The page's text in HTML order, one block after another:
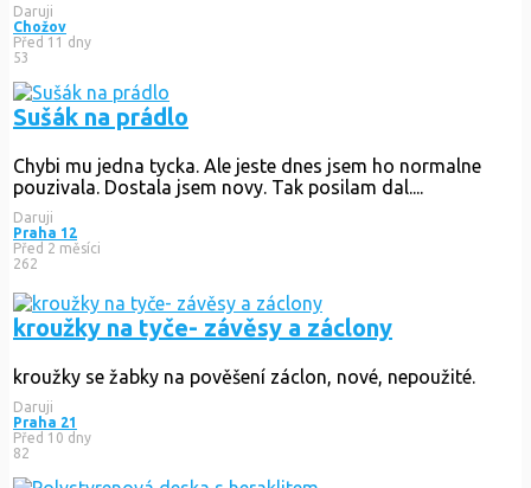
Daruji
Chožov
Před 11 dny
53
Sušák na prádlo
Chybi mu jedna tycka. Ale jeste dnes jsem ho normalne
pouzivala. Dostala jsem novy. Tak posilam dal....
Daruji
Praha 12
Před 2 měsíci
262
kroužky na tyče- závěsy a záclony
kroužky se žabky na pověšení záclon, nové, nepoužité.
Daruji
Praha 21
Před 10 dny
82